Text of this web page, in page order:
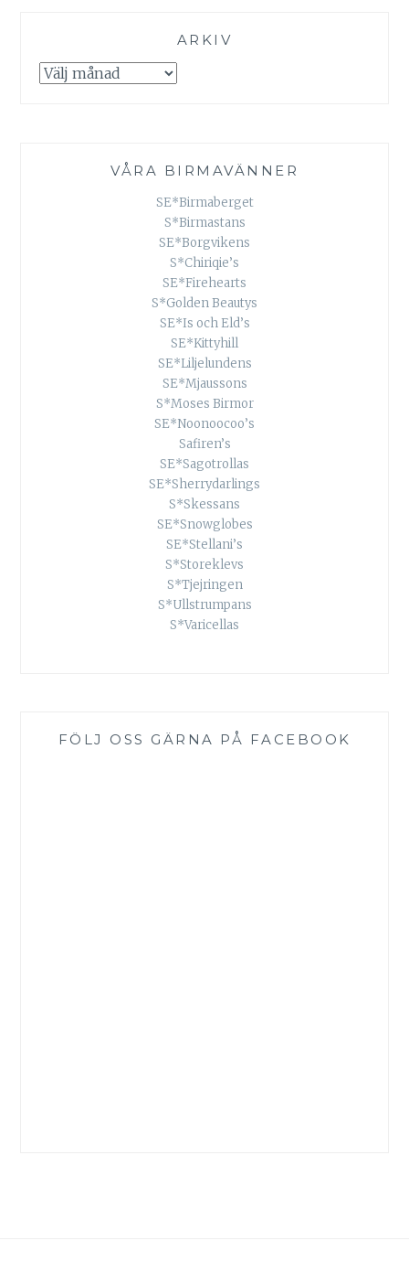
ARKIV
Arkiv
VÅRA BIRMAVÄNNER
SE*Birmaberget
S*Birmastans
SE*Borgvikens
S*Chiriqie’s
SE*Firehearts
S*Golden Beautys
SE*Is och Eld’s
SE*Kittyhill
SE*Liljelundens
SE*Mjaussons
S*Moses Birmor
SE*Noonoocoo’s
Safiren’s
SE*Sagotrollas
SE*Sherrydarlings
S*Skessans
SE*Snowglobes
SE*Stellani’s
S*Storeklevs
S*Tjejringen
S*Ullstrumpans
S*Varicellas
FÖLJ OSS GÄRNA PÅ FACEBOOK